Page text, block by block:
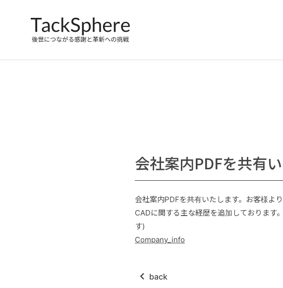
会社案内PDFを共有
会社案内PDFを共有いたします。お客様よ
CADに関する主な経歴を追加しております
す)
Company_info
back